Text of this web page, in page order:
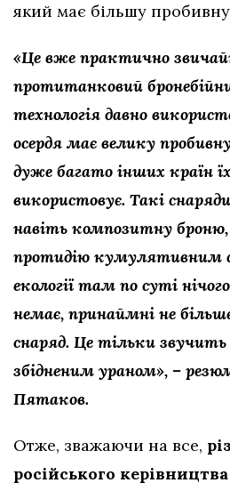
який має більшу
«Це вже практично
протитанковий
технологія давно
осердя має велику
дуже багато інших країн
використовує. Такі
навіть композитну броню,
протидію кумулятивним
екології там по суті
немає, принаймні не
снаряд. Це тільки звучить
збідненим ураном», –
Пятаков.
Отже, зважаючи на все,
російського